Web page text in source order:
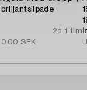
2d 1 tim
000 SEK